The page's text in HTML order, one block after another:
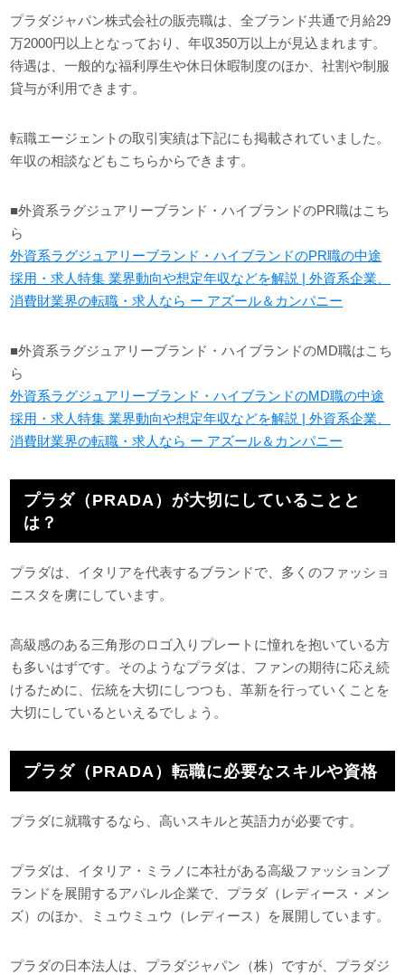
プラダジャパン株式会社の販売職は、全ブランド共通で月給29
万2000円以上となっており、年収350万以上が見込まれます。
待遇は、一般的な福利厚生や休日休暇制度のほか、社割や制服
貸与が利用できます。
転職エージェントの取引実績は下記にも掲載されていました。
年収の相談などもこちらからできます。
■外資系ラグジュアリーブランド・ハイブランドのPR職はこち
ら
外資系ラグジュアリーブランド・ハイブランドのPR職の中途
採用・求人特集 業界動向や想定年収などを解説 | 外資系企業、
消費財業界の転職・求人なら ー アズール＆カンパニー
■外資系ラグジュアリーブランド・ハイブランドのMD職はこち
ら
外資系ラグジュアリーブランド・ハイブランドのMD職の中途
採用・求人特集 業界動向や想定年収などを解説 | 外資系企業、
消費財業界の転職・求人なら ー アズール＆カンパニー
プラダ（PRADA）が大切にしていることと
は？
プラダは、イタリアを代表するブランドで、多くのファッショ
ニスタを虜にしています。
高級感のある三角形のロゴ入りプレートに憧れを抱いている方
も多いはずです。そのようなプラダは、ファンの期待に応え続
けるために、伝統を大切にしつつも、革新を行っていくことを
大切にしているといえるでしょう。
プラダ（PRADA）転職に必要なスキルや資格
プラダに就職するなら、高いスキルと英語力が必要です。
プラダは、イタリア・ミラノに本社がある高級ファッションブ
ランドを展開するアパレル企業で、プラダ（レディース・メン
ズ）のほか、ミュウミュウ（レディース）を展開しています。
プラダの日本法人は、プラダジャパン（株）ですが、プラダジ